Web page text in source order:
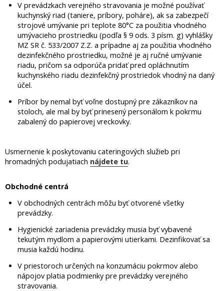
V prevádzkach verejného stravovania je možné používať
kuchynský riad (taniere, príbory, poháre), ak sa zabezpečí
strojové umývanie pri teplote 80°C za použitia vhodného
umývacieho prostriedku (podľa § 9 ods. 3 písm. g) vyhlášky
MZ SR č. 533/2007 Z.Z. a prípadne aj za použitia vhodného
dezinfekčného prostriedku, možné je aj ručné umývanie
riadu, pričom sa odporúča pridať pred opláchnutím
kuchynského riadu dezinfekčný prostriedok vhodný na daný
účel.
Príbor by nemal byť voľne dostupný pre zákazníkov na
stoloch, ale mal by byť prinesený personálom k pokrmu
zabalený do papierovej vreckovky.
Usmernenie k poskytovaniu cateringových služieb pri
hromadných podujatiach nájdete tu.
Obchodné centrá
V obchodných centrách môžu byť otvorené všetky
prevádzky.
Hygienické zariadenia prevádzky musia byť vybavené
tekutým mydlom a papierovými utierkami. Dezinfikovať sa
musia každú hodinu.
V priestoroch určených na konzumáciu pokrmov alebo
nápojov platia podmienky pre prevádzky verejného
stravovania.